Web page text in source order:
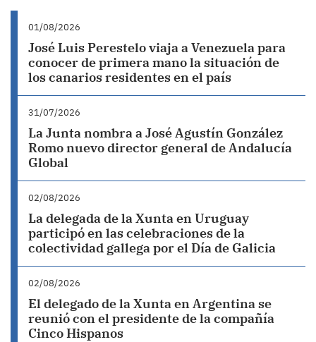
01/08/2026
José Luis Perestelo viaja a Venezuela para
conocer de primera mano la situación de
los canarios residentes en el país
31/07/2026
La Junta nombra a José Agustín González
Romo nuevo director general de Andalucía
Global
02/08/2026
La delegada de la Xunta en Uruguay
participó en las celebraciones de la
colectividad gallega por el Día de Galicia
02/08/2026
El delegado de la Xunta en Argentina se
reunió con el presidente de la compañía
Cinco Hispanos